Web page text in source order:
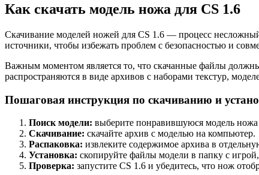
Как скачать модель ножа для CS 1.6
Скачивание моделей ножей для CS 1.6 — процесс
источники, чтобы избежать проблем с безопасностью и
Важным моментом является то, что скачанные файлы
распространяются в виде архивов с наборами текстур,
Пошаговая инструкция по скачиванию и
Поиск модели: выберите понравившуюся модель
Скачивание: скачайте архив с моделью на компьютер.
Распаковка: извлеките содержимое архива в
Установка: скопируйте файлы модели в папку с
Проверка: запустите CS 1.6 и убедитесь, что нож